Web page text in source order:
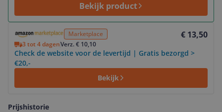
Bekijk product
Marketplace € 13,50
3 tot 4 dagenVerz. € 10,10
Check de website voor de levertijd | Gratis bezorgd >
€20,-
Bekijk
Prijshistorie